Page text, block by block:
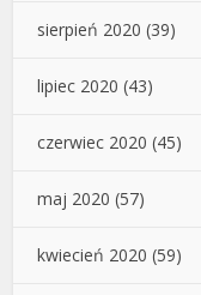
sierpień 2020 (39)
lipiec 2020 (43)
czerwiec 2020 (45)
maj 2020 (57)
kwiecień 2020 (59)